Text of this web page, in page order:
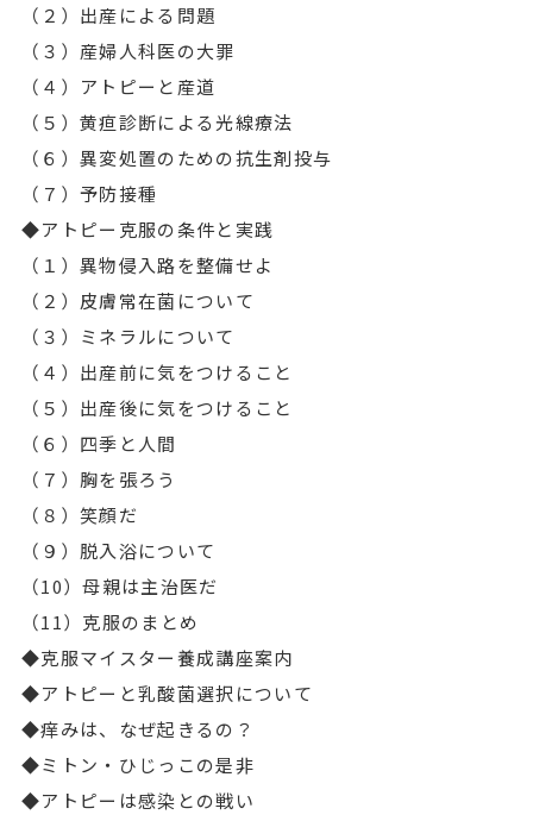
（２）出産による問題
（３）産婦人科医の大罪
（４）アトピーと産道
（５）黄疸診断による光線療法
（６）異変処置のための抗生剤投与
（７）予防接種
◆アトピー克服の条件と実践
（１）異物侵入路を整備せよ
（２）皮膚常在菌について
（３）ミネラルについて
（４）出産前に気をつけること
（５）出産後に気をつけること
（６）四季と人間
（７）胸を張ろう
（８）笑顔だ
（９）脱入浴について
（10）母親は主治医だ
（11）克服のまとめ
◆克服マイスター養成講座案内
◆アトピーと乳酸菌選択について
◆痒みは、なぜ起きるの？
◆ミトン・ひじっこの是非
◆アトピーは感染との戦い